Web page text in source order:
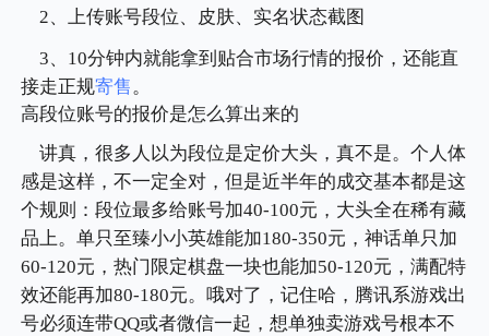
2、上传账号段位、皮肤、实名状态截图
3、10分钟内就能拿到贴合市场行情的报价，还能直
接走正规寄售。
高段位账号的报价是怎么算出来的
讲真，很多人以为段位是定价大头，真不是。个人体
感是这样，不一定全对，但是近半年的成交基本都是这
个规则：段位最多给账号加40-100元，大头全在稀有藏
品上。单只至臻小小英雄能加180-350元，神话单只加
60-120元，热门限定棋盘一块也能加50-120元，满配特
效还能再加80-180元。哦对了，记住哈，腾讯系游戏出
号必须连带QQ或者微信一起，想单独卖游戏号根本不